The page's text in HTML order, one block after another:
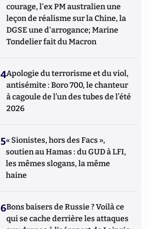
courage, l'ex PM australien une
leçon de réalisme sur la Chine, la
DGSE une d'arrogance; Marine
Tondelier fait du Macron
4Apologie du terrorisme et du viol,
antisémite : Boro 700, le chanteur
à cagoule de l’un des tubes de l’été
2026
5« Sionistes, hors des Facs »,
soutien au Hamas : du GUD à LFI,
les mêmes slogans, la même
haine
6Bons baisers de Russie ? Voilà ce
qui se cache derrière les attaques